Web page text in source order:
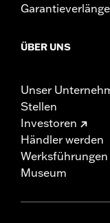
ÜBER UNS
Unser
Stellen
Investoren
Händler werden
Werksführungen
Museum